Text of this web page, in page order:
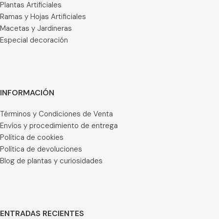
Plantas Artificiales
Ramas y Hojas Artificiales
Macetas y Jardineras
Especial decoración
INFORMACIÓN
Términos y Condiciones de Venta
Envíos y procedimiento de entrega
Política de cookies
Política de devoluciones
Blog de plantas y curiosidades
ENTRADAS RECIENTES